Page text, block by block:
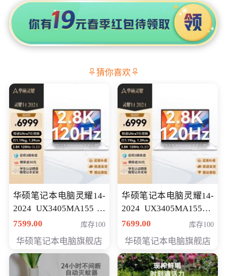
猜你喜欢
华硕笔记本电脑灵耀14-
2024 UX3405MA155冰
川银 oled 智慧轻薄本 会
7599.00 库存100
华硕笔记本电脑旗舰店
华硕笔记本电脑灵耀14-
2024 UX3405MA155夜
空蓝 oled 智慧轻薄本 会
7699.00 库存100
华硕笔记本电脑旗舰店